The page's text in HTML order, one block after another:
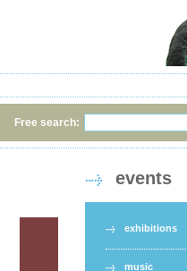
Free search:
events
exhibitions
music